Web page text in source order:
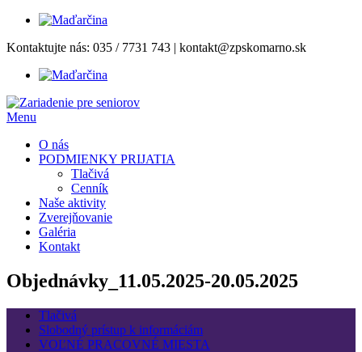
Prejsť
obsah
Kontaktujte nás: 035 / 7731 743 | kontakt@zpskomarno.sk
Menu
O nás
PODMIENKY PRIJATIA
Tlačivá
Cenník
Naše aktivity
Zverejňovanie
Galéria
Kontakt
Objednávky_11.05.2025-20.05.2025
Tlačivá
Slobodný prístup k informáciám
VOĽNÉ PRACOVNÉ MIESTA